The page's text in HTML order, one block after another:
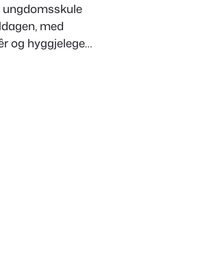
ungdomsskule
med
og hyggjelege
frå andre